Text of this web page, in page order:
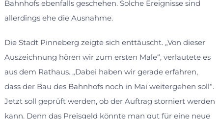
Bahnhofs ebenfalls geschehen. Solche Ereignisse sind
allerdings ehe die Ausnahme.
Die Stadt Pinneberg zeigte sich enttäuscht. „Von dieser
Auszeichnung hören wir zum ersten Male“, verlautete es
aus dem Rathaus. „Dabei haben wir gerade erfahren,
dass der Bau des Bahnhofs noch in Mai weitergehen soll“.
Jetzt soll geprüft werden, ob der Auftrag storniert werden
kann. Denn das Preisgeld könnte man gut für eine neue